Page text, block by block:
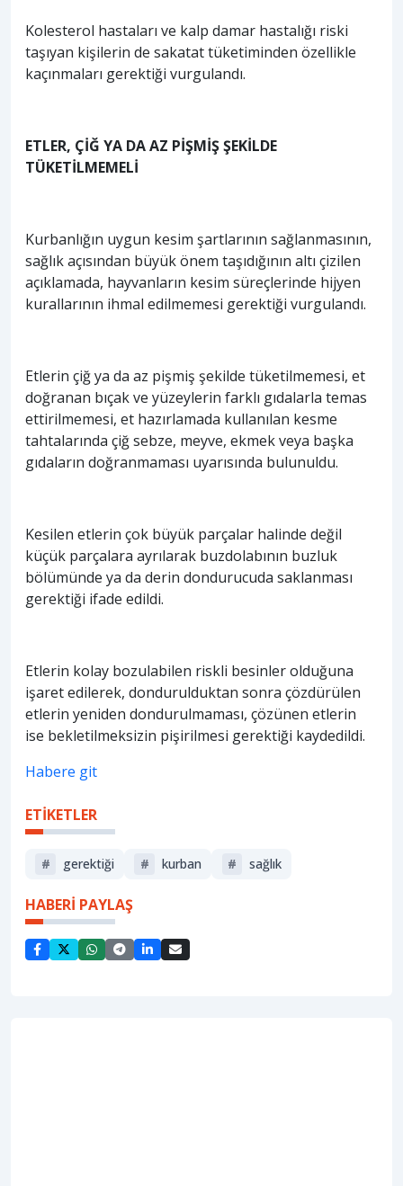
Kolesterol hastaları ve kalp damar hastalığı riski
taşıyan kişilerin de sakatat tüketiminden özellikle
kaçınmaları gerektiği vurgulandı.
ETLER, ÇİĞ YA DA AZ PİŞMİŞ ŞEKİLDE
TÜKETİLMEMELİ
Kurbanlığın uygun kesim şartlarının sağlanmasının,
sağlık açısından büyük önem taşıdığının altı çizilen
açıklamada, hayvanların kesim süreçlerinde hijyen
kurallarının ihmal edilmemesi gerektiği vurgulandı.
Etlerin çiğ ya da az pişmiş şekilde tüketilmemesi, et
doğranan bıçak ve yüzeylerin farklı gıdalarla temas
ettirilmemesi, et hazırlamada kullanılan kesme
tahtalarında çiğ sebze, meyve, ekmek veya başka
gıdaların doğranmaması uyarısında bulunuldu.
Kesilen etlerin çok büyük parçalar halinde değil
küçük parçalara ayrılarak buzdolabının buzluk
bölümünde ya da derin dondurucuda saklanması
gerektiği ifade edildi.
Etlerin kolay bozulabilen riskli besinler olduğuna
işaret edilerek, dondurulduktan sonra çözdürülen
etlerin yeniden dondurulmaması, çözünen etlerin
ise bekletilmeksizin pişirilmesi gerektiği kaydedildi.
Habere git
ETİKETLER
# gerektiği # kurban # sağlık
HABERİ PAYLAŞ